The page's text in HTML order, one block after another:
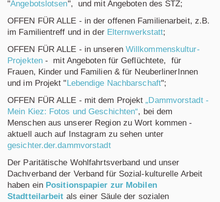
"Angebotslotsen", und mit Angeboten des STZ;
OFFEN FÜR ALLE - in der offenen Familienarbeit, z.B.
im Familientreff und in der Elternwerkstatt;
OFFEN FÜR ALLE - in unseren Willkommenskultur-
Projekten- mit Angeboten für Geflüchtete, für
Frauen, Kinder und Familien & für NeuberlinerInnen
und im Projekt "Lebendige Nachbarschaft";
OFFEN FÜR ALLE - mit dem Projekt„Dammvorstadt -
Mein Kiez: Fotos und Geschichten“, bei dem
Menschen aus unserer Region zu Wort kommen -
aktuell auch auf Instagram zu sehen unter
gesichter.der.dammvorstadt
Der Paritätische Wohlfahrtsverband und unser
Dachverband der Verband für Sozial-kulturelle Arbeit
haben ein Positionspapier zur Mobilen
Stadtteilarbeit als einer Säule der sozialen